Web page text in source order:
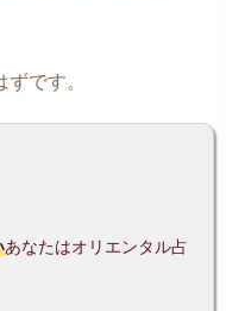
です。
あなたはオリエンタル占